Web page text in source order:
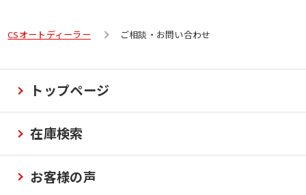
CSオートディーラー ご相談・お問い合わせ
トップページ
在庫検索
お客様の声